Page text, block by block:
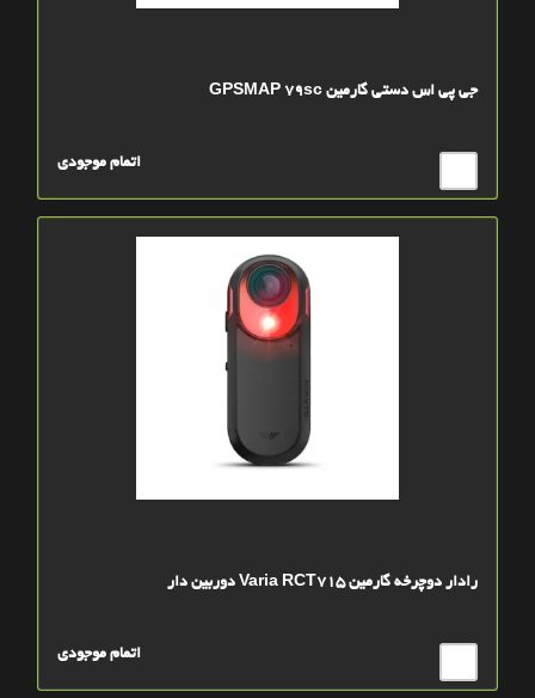
جی پی اس دستی گارمین GPSMAP 79sc
اتمام موجودی
رادار دوچرخه گارمین Varia RCT715 دوربین دار
اتمام موجودی